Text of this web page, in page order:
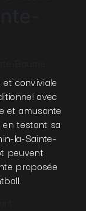
conviviale
avec
et amusante
testant sa
la-Sainte-
peuvent
proposée